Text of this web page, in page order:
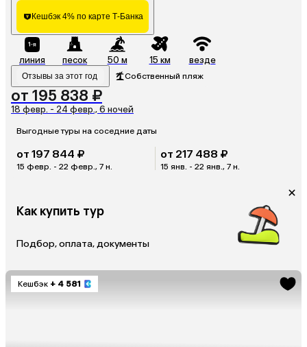
Кешбэк 4% по карте Т-Банка
линия песок 50 м 15 км везде
Отзывы за этот год Собственный пляж
от 195 838 ₽
18 февр. - 24 февр., 6 ночей
Выгодные туры на соседние даты
от 197 844 ₽
15 февр. - 22 февр., 7 н.
от 217 488 ₽
15 янв. - 22 янв., 7 н.
Как купить тур
Подбор, оплата, документы
Кешбэк + 4 581